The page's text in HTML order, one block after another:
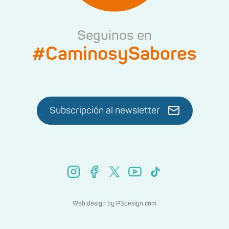
Seguinos en
#CaminosySabores
Subscripción al newsletter
Web design by P3design.com